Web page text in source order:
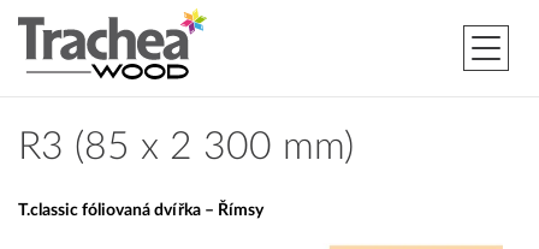
R3 (85 x 2 300 mm)
T.classic fóliovaná dvířka – Římsy